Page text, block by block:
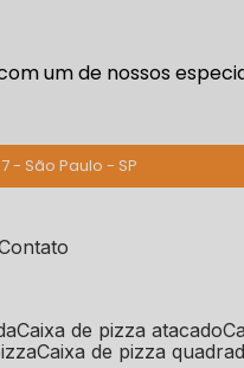
um de nossos
- São Paulo - SP
Contato
caixa de pizza atacado
caixa de pizza